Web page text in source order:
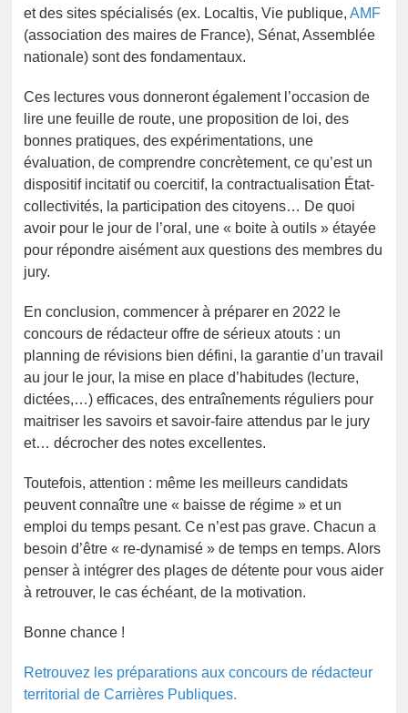
et des sites spécialisés (ex. Localtis, Vie publique,AMF
(association des maires de France), Sénat, Assemblée
nationale) sont des fondamentaux.
Ces lectures vous donneront également l’occasion de
lire une feuille de route, une proposition de loi, des
bonnes pratiques, des expérimentations, une
évaluation, de comprendre concrètement, ce qu’est un
dispositif incitatif ou coercitif, la contractualisation État-
collectivités, la participation des citoyens… De quoi
avoir pour le jour de l’oral, une « boite à outils » étayée
pour répondre aisément aux questions des membres du
jury.
En conclusion, commencer à préparer en 2022 le
concours de rédacteur offre de sérieux atouts : un
planning de révisions bien défini, la garantie d’un travail
au jour le jour, la mise en place d’habitudes (lecture,
dictées,…) efficaces, des entraînements réguliers pour
maitriser les savoirs et savoir-faire attendus par le jury
et… décrocher des notes excellentes.
Toutefois, attention : même les meilleurs candidats
peuvent connaître une « baisse de régime » et un
emploi du temps pesant. Ce n’est pas grave. Chacun a
besoin d’être « re-dynamisé » de temps en temps. Alors
penser à intégrer des plages de détente pour vous aider
à retrouver, le cas échéant, de la motivation.
Bonne chance !
Retrouvez les préparations aux concours de rédacteur
territorial de Carrières Publiques.